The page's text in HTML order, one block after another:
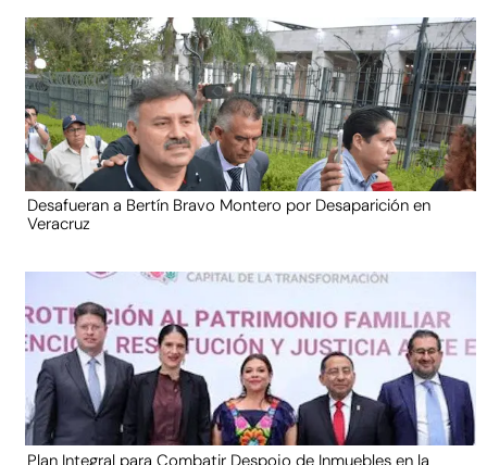
Desafueran a Bertín Bravo Montero por Desaparición en
Veracruz
Plan Integral para Combatir Despojo de Inmuebles en la